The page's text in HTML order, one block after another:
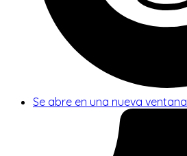
Se abre en una nueva ventana